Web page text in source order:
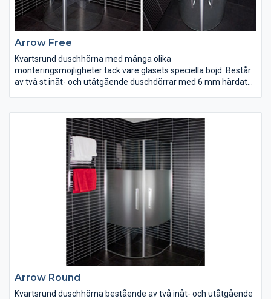
Arrow Free
Kvartsrund duschhörna med många olika
monteringsmöjligheter tack vare glasets speciella böjd. Består
av två st inåt- och utåtgående duschdörrar med 6 mm härdat
100 mm till 1000 mm. Duschdörrarna är vändbara och finns i
klart glas. Bredd 800 mm. Höjd 1900 mm.
Arrow Round
Kvartsrund duschhörna bestående av två inåt- och utåtgående